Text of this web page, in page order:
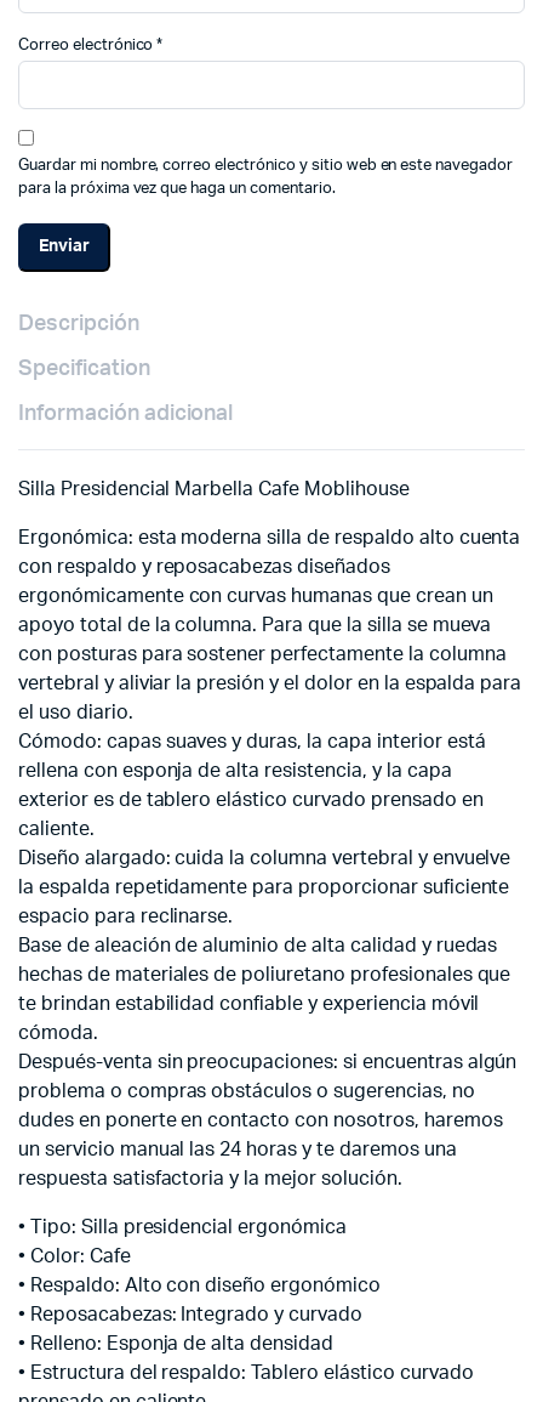
Correo electrónico*
Guardar mi nombre, correo electrónico y sitio web en este navegador
para la próxima vez que haga un comentario.
Descripción
Specification
Información adicional
Silla Presidencial Marbella Cafe Moblihouse
Ergonómica: esta moderna silla de respaldo alto cuenta
con respaldo y reposacabezas diseñados
ergonómicamente con curvas humanas que crean un
apoyo total de la columna. Para que la silla se mueva
con posturas para sostener perfectamente la columna
vertebral y aliviar la presión y el dolor en la espalda para
el uso diario.
Cómodo: capas suaves y duras, la capa interior está
rellena con esponja de alta resistencia, y la capa
exterior es de tablero elástico curvado prensado en
caliente.
Diseño alargado: cuida la columna vertebral y envuelve
la espalda repetidamente para proporcionar suficiente
espacio para reclinarse.
Base de aleación de aluminio de alta calidad y ruedas
hechas de materiales de poliuretano profesionales que
te brindan estabilidad confiable y experiencia móvil
cómoda.
Después-venta sin preocupaciones: si encuentras algún
problema o compras obstáculos o sugerencias, no
dudes en ponerte en contacto con nosotros, haremos
un servicio manual las 24 horas y te daremos una
respuesta satisfactoria y la mejor solución.
• Tipo: Silla presidencial ergonómica
• Color: Cafe
• Respaldo: Alto con diseño ergonómico
• Reposacabezas: Integrado y curvado
• Relleno: Esponja de alta densidad
• Estructura del respaldo: Tablero elástico curvado